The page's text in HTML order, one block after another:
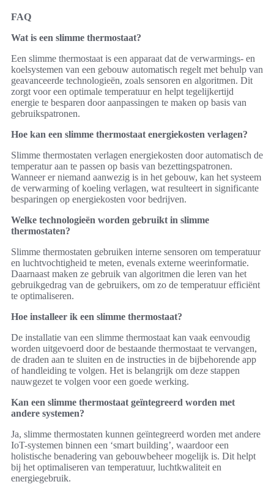
FAQ
Wat is een slimme thermostaat?
Een slimme thermostaat is een apparaat dat de verwarmings- en
koelsystemen van een gebouw automatisch regelt met behulp van
geavanceerde technologieën, zoals sensoren en algoritmen. Dit
zorgt voor een optimale temperatuur en helpt tegelijkertijd
energie te besparen door aanpassingen te maken op basis van
gebruikspatronen.
Hoe kan een slimme thermostaat energiekosten verlagen?
Slimme thermostaten verlagen energiekosten door automatisch de
temperatur aan te passen op basis van bezettingspatronen.
Wanneer er niemand aanwezig is in het gebouw, kan het systeem
de verwarming of koeling verlagen, wat resulteert in significante
besparingen op energiekosten voor bedrijven.
Welke technologieën worden gebruikt in slimme
thermostaten?
Slimme thermostaten gebruiken interne sensoren om temperatuur
en luchtvochtigheid te meten, evenals externe weerinformatie.
Daarnaast maken ze gebruik van algoritmen die leren van het
gebruikgedrag van de gebruikers, om zo de temperatuur efficiënt
te optimaliseren.
Hoe installeer ik een slimme thermostaat?
De installatie van een slimme thermostaat kan vaak eenvoudig
worden uitgevoerd door de bestaande thermostaat te vervangen,
de draden aan te sluiten en de instructies in de bijbehorende app
of handleiding te volgen. Het is belangrijk om deze stappen
nauwgezet te volgen voor een goede werking.
Kan een slimme thermostaat geïntegreerd worden met
andere systemen?
Ja, slimme thermostaten kunnen geïntegreerd worden met andere
IoT-systemen binnen een ‘smart building’, waardoor een
holistische benadering van gebouwbeheer mogelijk is. Dit helpt
bij het optimaliseren van temperatuur, luchtkwaliteit en
energiegebruik.